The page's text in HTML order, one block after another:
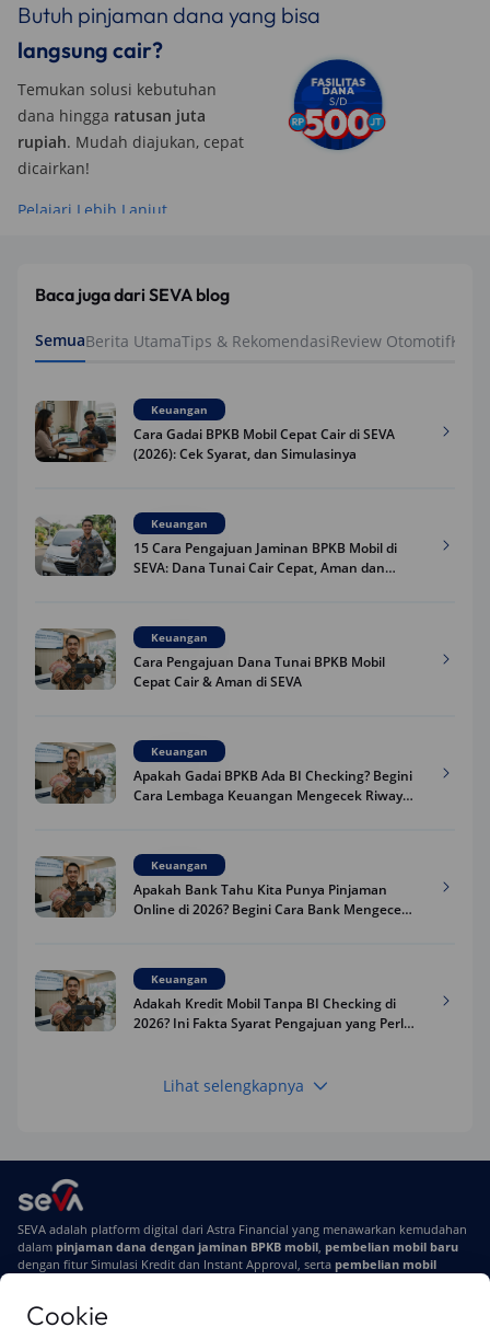
Cookie
Butuh pinjaman dana yang bisa
langsung cair?
Temukan solusi kebutuhan
dana hingga ratusan juta
rupiah. Mudah diajukan, cepat
dicairkan!
Pelajari Lebih Lanjut
Baca juga dari SEVA blog
SemuaBerita UtamaTips & RekomendasiReview Otomotif
Keuangan
Cara Gadai BPKB Mobil Cepat Cair di SEVA
(2026): Cek Syarat, dan Simulasinya
Keuangan
15 Cara Pengajuan Jaminan BPKB Mobil di
SEVA: Dana Tunai Cair Cepat, Aman dan
Keuangan
Cara Pengajuan Dana Tunai BPKB Mobil
Cepat Cair & Aman di SEVA
Keuangan
Apakah Gadai BPKB Ada BI Checking? Begini
Cara Lembaga Keuangan Mengecek Riwayat
Keuangan
Apakah Bank Tahu Kita Punya Pinjaman
Online di 2026? Begini Cara Bank Mengecek
Keuangan
Adakah Kredit Mobil Tanpa BI Checking di
2026? Ini Fakta Syarat Pengajuan yang Perlu
Keuangan
Terpercaya
Telat Bayar Pinjol 2 Hari, Apakah Langsung
Masuk BI Checking? Simak Peraturan
Terbarunya di 2026
Lihat selengkapnya
SEVA adalah platform digital dari Astra Financial yang menawarkan kemudahan
dalam pinjaman dana dengan jaminan BPKB mobil, pembelian mobil baru
dengan fitur Simulasi Kredit dan Instant Approval, serta pembelian mobil
Di SEVA #UrusanMobilSegampangItu